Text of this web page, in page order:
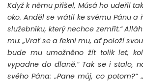
Když k němu přišel, Músá ho udeřil
oko. Anděl se vrátil ke svému Pánu a
služebníku, který nechce zemřít.“
mu: „Vrať se a řekni mu, ať položí
bude mu umožněno žít tolik let,
vypadne do dlaně.“ Tak se i stalo,
svého Pána: „Pane můj, co potom?“